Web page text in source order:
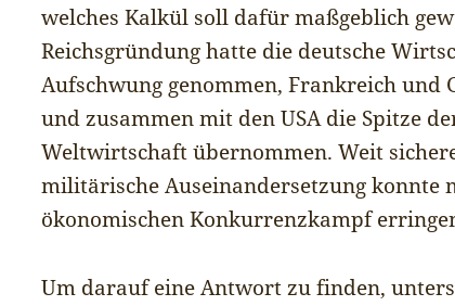
welches Kalkül soll dafür maßgeblich
Reichsgründung hatte die deutsche
Aufschwung genommen, Frankreich
und zusammen mit den USA die Spitze
Weltwirtschaft übernommen. Weit
militärische Auseinandersetzung konnte
ökonomischen Konkurrenzkampf
Um darauf eine Antwort zu finden,